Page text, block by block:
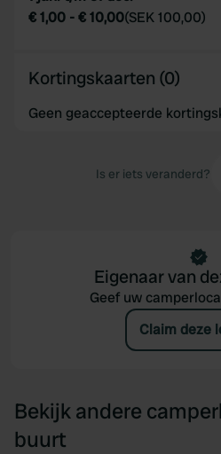
€ 1,00 -€ 10,00(SEK 100,00)
Kortingskaarten (0)
Geen geaccepteerde
Is er iets veranderd?
Eigenaar van
Geef uw
Claim deze
Bekijk andere
buurt